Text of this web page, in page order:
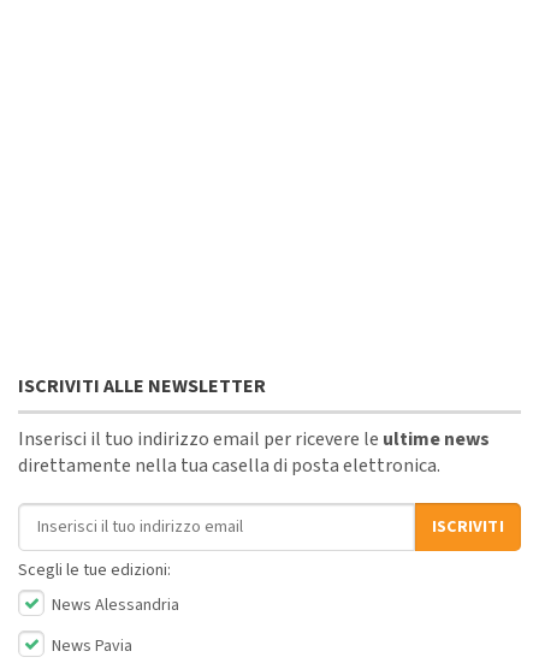
ISCRIVITI ALLE NEWSLETTER
Inserisci il tuo indirizzo email per ricevere le ultime news
direttamente nella tua casella di posta elettronica.
Indirizzo email
ISCRIVITI
Scegli le tue edizioni:
News Alessandria
News Pavia